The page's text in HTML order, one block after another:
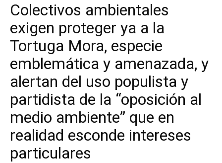
Colectivos ambientales
exigen proteger ya a la
Tortuga Mora, especie
emblemática y amenazada, y
alertan del uso populista y
partidista de la “oposición al
medio ambiente” que en
realidad esconde intereses
particulares